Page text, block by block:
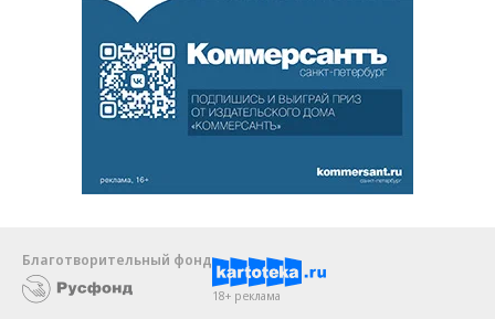
Благотворительный фонд
18+ реклама